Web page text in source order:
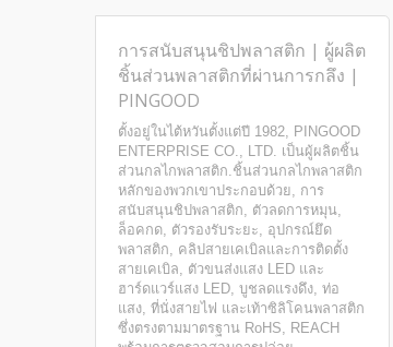
การสนับสนุนชิปพลาสติก | ผู้ผลิต
ชิ้นส่วนพลาสติกที่ผ่านการกลึง |
PINGOOD
ตั้งอยู่ในไต้หวันตั้งแต่ปี 1982, PINGOOD
ENTERPRISE CO., LTD. เป็นผู้ผลิตชิ้น
ส่วนกลไกพลาสติก.ชิ้นส่วนกลไกพลาสติก
หลักของพวกเขาประกอบด้วย, การ
สนับสนุนชิปพลาสติก, ตัวลดการหมุน,
ล็อคกด, ตัวรองรับระยะ, อุปกรณ์ยึด
พลาสติก, คลิปสายเคเบิลและการติดตั้ง
สายเคเบิล, ตัวขนส่งแสง LED และ
ฮาร์ดแวร์แสง LED, บูชลดแรงดึง, ท่อ
แสง, ที่นั่งสายไฟ และเท้าซิลิโคนพลาสติก
ซึ่งตรงตามมาตรฐาน RoHS, REACH